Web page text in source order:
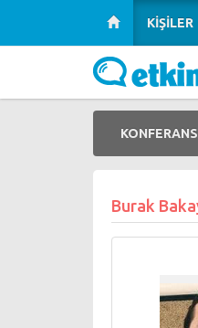
KİŞİLER
KONFERANS
Burak